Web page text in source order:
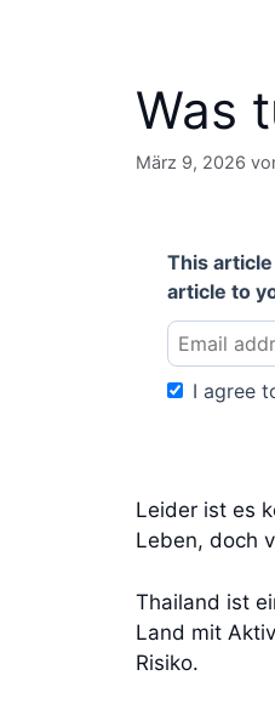
Was
März 9, 2026
This
article to
I agree
Leider ist es
Leben, doch
Thailand ist
Land mit
Risiko.